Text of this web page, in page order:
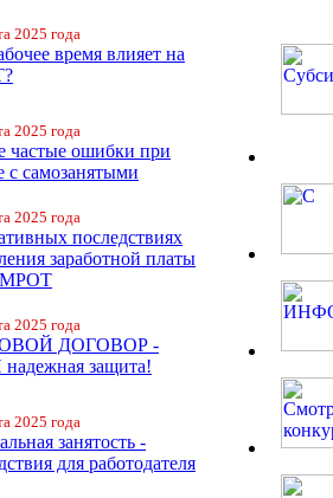
2025 года
время влияет на
2025 года
частые ошибки при
с самозанятыми
2025 года
последствиях
заработной платы
МРОТ
2025 года
ДОГОВОР -
защита!
2025 года
занятость -
для работодателя